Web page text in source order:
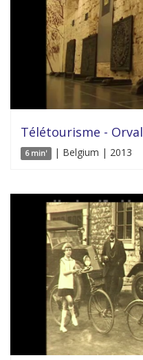
Télétourisme - Orval
6 min' | Belgium | 2013